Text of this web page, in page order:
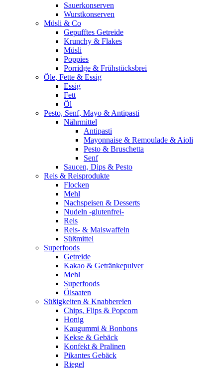
Sauerkonserven
Wurstkonserven
Müsli & Co
Gepufftes Getreide
Krunchy & Flakes
Müsli
Poppies
Porridge & Frühstücksbrei
Öle, Fette & Essig
Essig
Fett
Öl
Pesto, Senf, Mayo & Antipasti
Nährmittel
Antipasti
Mayonnaise & Remoulade & Aioli
Pesto & Bruschetta
Senf
Saucen, Dips & Pesto
Reis & Reisprodukte
Flocken
Mehl
Nachspeisen & Desserts
Nudeln -glutenfrei-
Reis
Reis- & Maiswaffeln
Süßmittel
Superfoods
Getreide
Kakao & Getränkepulver
Mehl
Superfoods
Ölsaaten
Süßigkeiten & Knabbereien
Chips, Flips & Popcorn
Honig
Kaugummi & Bonbons
Kekse & Gebäck
Konfekt & Pralinen
Pikantes Gebäck
Riegel